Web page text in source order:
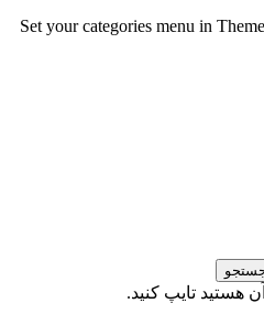
Set your categories menu in
هستید تایپ کنید.